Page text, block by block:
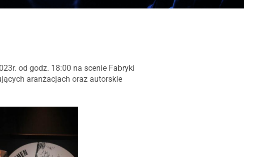
aranżacjach oraz autorskie